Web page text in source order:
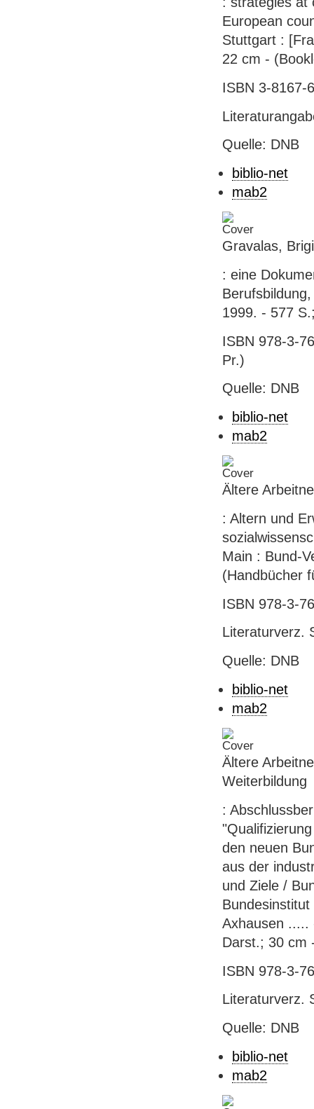
European
Stuttgart :
22 cm -
ISBN 3-8167-
Quelle: DNB
biblio-net
mab2
Gravalas,
: eine
1999. - 577
ISBN 978-3-
Pr.)
Quelle: DNB
biblio-net
mab2
Ältere
: Altern und
Main : Bund-
(Handbücher
ISBN 978-3-
Literaturverz.
Quelle: DNB
biblio-net
mab2
Ältere
Weiterbildung
:
den neuen
aus der
und Ziele /
Axhausen .....
Darst.; 30 cm
ISBN 978-3-
Literaturverz.
Quelle: DNB
biblio-net
mab2